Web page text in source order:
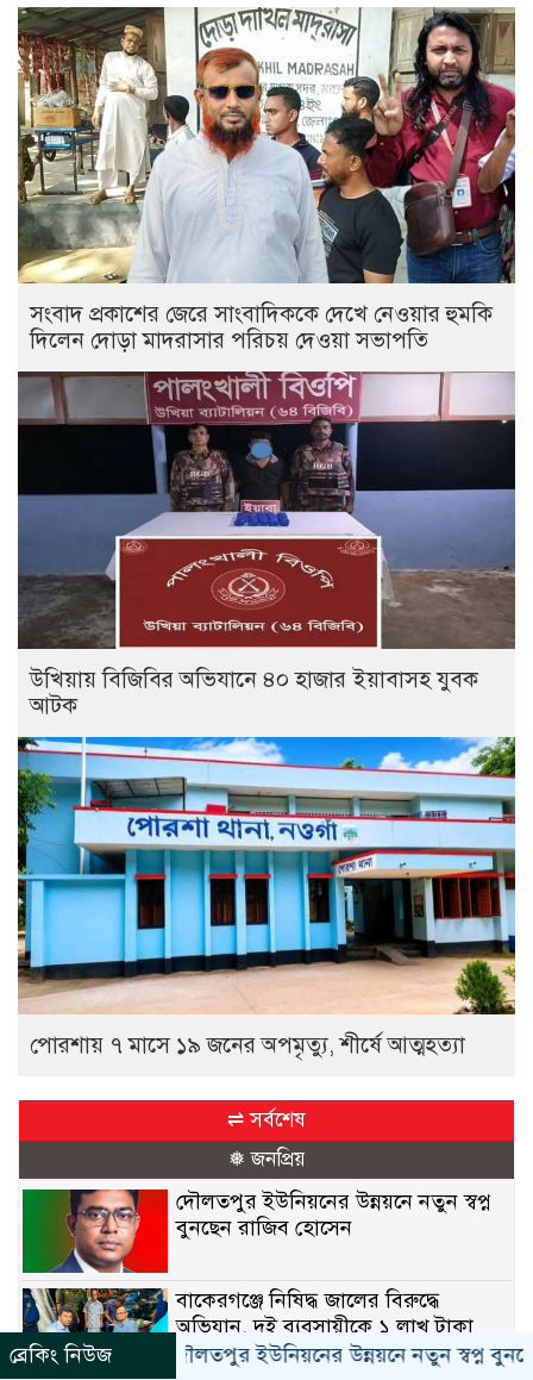
সংবাদ প্রকাশের জেরে সাংবাদিককে দেখে নেওয়ার হুমকি
দিলেন দোড়া মাদরাসার পরিচয় দেওয়া সভাপতি
উখিয়ায় বিজিবির অভিযানে ৪০ হাজার ইয়াবাসহ যুবক
আটক
পোরশায় ৭ মাসে ১৯ জনের অপমৃত্যু, শীর্ষে আত্মহত্যা
⇌ সর্বশেষ
❅ জনপ্রিয়
দৌলতপুর ইউনিয়নের উন্নয়নে নতুন স্বপ্ন
বুনছেন রাজিব হোসেন
বাকেরগঞ্জে নিষিদ্ধ জালের বিরুদ্ধে
অভিযান, দুই ব্যবসায়ীকে ১ লাখ টাকা
জরিমানা
ব্রেকিং নিউজদৌলতপুর ইউনিয়নের উন্নয়নে নতুন স্বপ্ন বুনছেন রাজিব